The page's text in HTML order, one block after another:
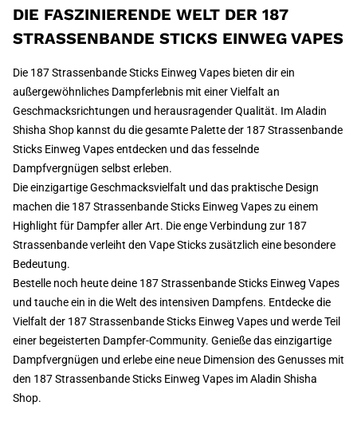
DIE FASZINIERENDE WELT DER 187
STRASSENBANDE STICKS EINWEG VAPES
Die 187 Strassenbande Sticks Einweg Vapes bieten dir ein
außergewöhnliches Dampferlebnis mit einer Vielfalt an
Geschmacksrichtungen und herausragender Qualität. Im Aladin
Shisha Shop kannst du die gesamte Palette der 187 Strassenbande
Sticks Einweg Vapes entdecken und das fesselnde
Dampfvergnügen selbst erleben.
Die einzigartige Geschmacksvielfalt und das praktische Design
machen die 187 Strassenbande Sticks Einweg Vapes zu einem
Highlight für Dampfer aller Art. Die enge Verbindung zur 187
Strassenbande verleiht den Vape Sticks zusätzlich eine besondere
Bedeutung.
Bestelle noch heute deine 187 Strassenbande Sticks Einweg Vapes
und tauche ein in die Welt des intensiven Dampfens. Entdecke die
Vielfalt der 187 Strassenbande Sticks Einweg Vapes und werde Teil
einer begeisterten Dampfer-Community. Genieße das einzigartige
Dampfvergnügen und erlebe eine neue Dimension des Genusses mit
den 187 Strassenbande Sticks Einweg Vapes im Aladin Shisha
Shop.